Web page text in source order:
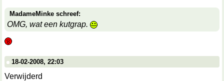
MadameMinke schreef:
OMG, wat een kutgrap.
18-02-2008, 22:03
Verwijderd